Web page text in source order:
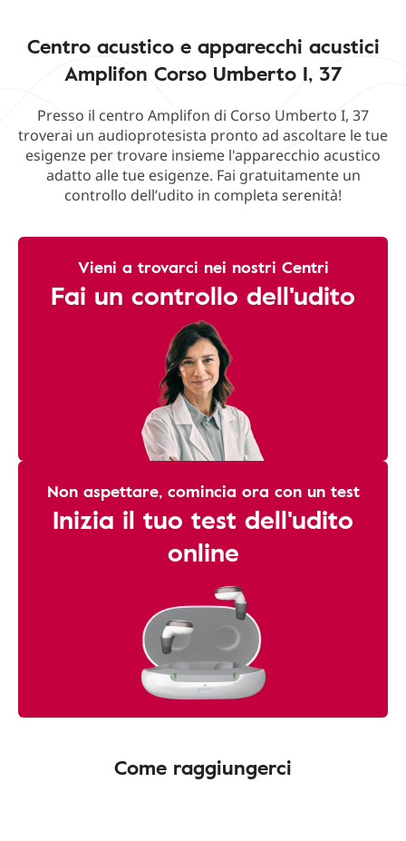
Centro acustico e apparecchi acustici
Amplifon Corso Umberto I, 37
Presso il centro Amplifon di Corso Umberto I, 37
troverai un audioprotesista pronto ad ascoltare le tue
esigenze per trovare insieme l'apparecchio acustico
adatto alle tue esigenze. Fai gratuitamente un
controllo dell’udito in completa serenità!
Vieni a trovarci nei nostri Centri
Fai un controllo dell'udito
Non aspettare, comincia ora con un test
Inizia il tuo test dell'udito
online
Come raggiungerci